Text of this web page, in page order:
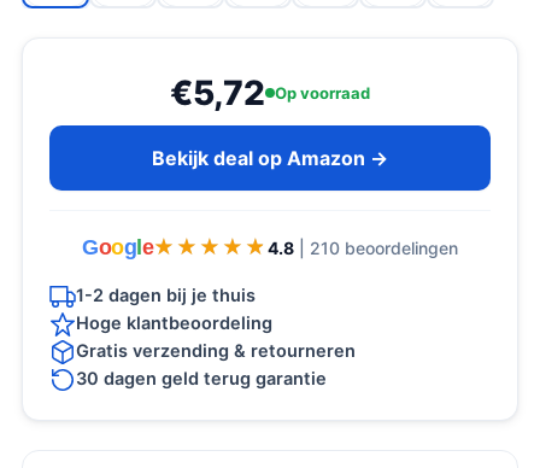
€5,72 Op voorraad
Bekijk deal op Amazon →
Goog e★★★★★
★★★★★ 4.8 | 210 beoordelingen
1-2 dagen bij je thuis
Hoge klantbeoordeling
Gratis verzending & retourneren
30 dagen geld terug garantie